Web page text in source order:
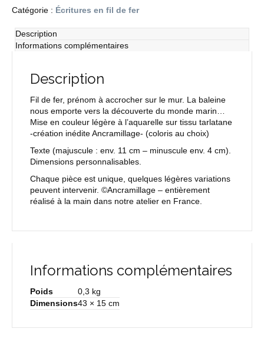
la
baleine
Catégorie : Écritures en fil de fer
Description
Informations complémentaires
Description
Fil de fer, prénom à accrocher sur le mur. La baleine
nous emporte vers la découverte du monde marin…
Mise en couleur légère à l’aquarelle sur tissu tarlatane
-création inédite Ancramillage- (coloris au choix)
Texte (majuscule : env. 11 cm – minuscule env. 4 cm).
Dimensions personnalisables.
Chaque pièce est unique, quelques légères variations
peuvent intervenir. ©Ancramillage – entièrement
réalisé à la main dans notre atelier en France.
Informations complémentaires
Poids
0,3 kg
Dimensions43 × 15 cm